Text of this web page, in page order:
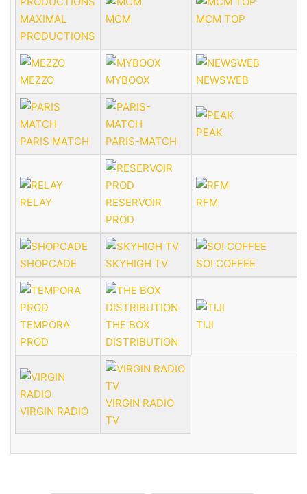
MAXIMAL
PRODUCTIONS
MCM MCM TOP
MEZZO MYBOOX NEWSWEB
PARIS MATCH PARIS-MATCH
PEAK
RELAY
RESERVOIR
PROD
RFM
SHOPCADE SKYHIGH TV SO! COFFEE
TEMPORA
PROD
THE BOX
DISTRIBUTION
TIJI
VIRGIN RADIO
VIRGIN RADIO
TV